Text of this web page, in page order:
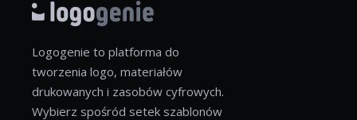
Logogenie to platforma do
tworzenia logo, materiałów
drukowanych i zasobów cyfrowych.
Wybierz spośród setek szablonów